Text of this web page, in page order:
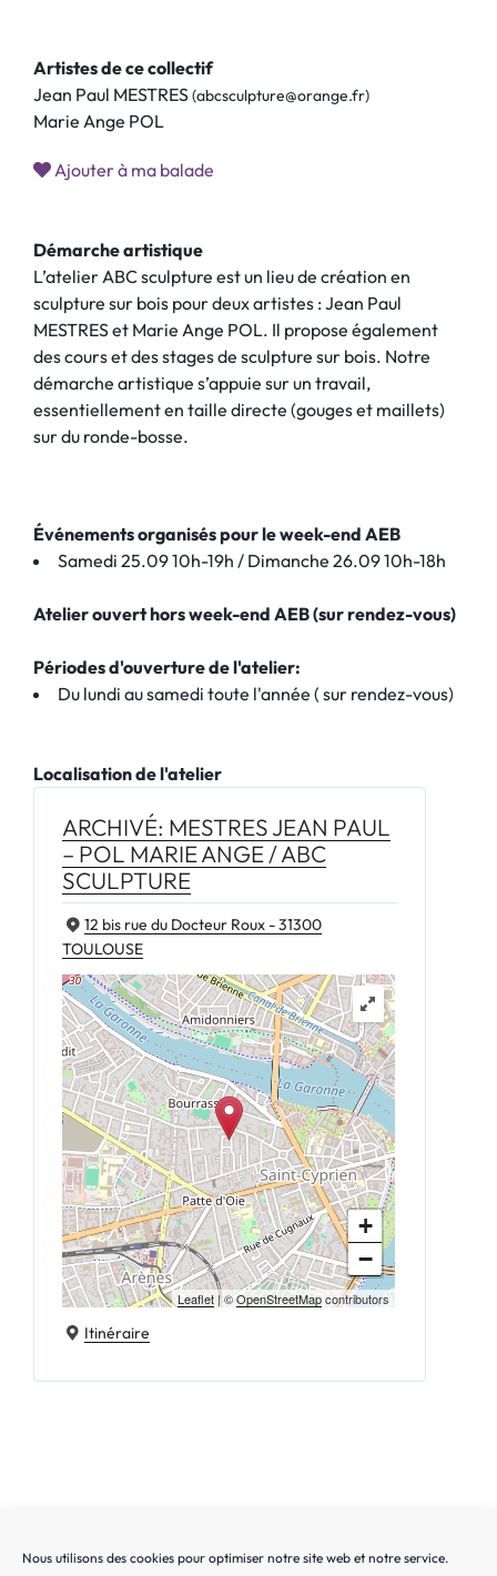
Nous utilisons des cookies pour optimiser notre site web et notre service.
Artistes de ce collectif
Jean Paul MESTRES (abcsculpture@orange.fr)
Marie Ange POL
Ajouter à ma balade
Démarche artistique
L’atelier ABC sculpture est un lieu de création en
sculpture sur bois pour deux artistes : Jean Paul
MESTRES et Marie Ange POL. Il propose également
des cours et des stages de sculpture sur bois. Notre
démarche artistique s’appuie sur un travail,
essentiellement en taille directe (gouges et maillets)
sur du ronde-bosse.
Événements organisés pour le week-end AEB
Samedi 25.09 10h-19h / Dimanche 26.09 10h-18h
Atelier ouvert hors week-end AEB (sur rendez-vous)
Périodes d'ouverture de l'atelier:
Du lundi au samedi toute l'année ( sur rendez-vous)
Localisation de l'atelier
ARCHIVÉ: MESTRES JEAN PAUL
– POL MARIE ANGE / ABC
SCULPTURE
12 bis rue du Docteur Roux - 31300
TOULOUSE
+
−
Leaflet | ©OpenStreetMapcontributors
Itinéraire
Recherche